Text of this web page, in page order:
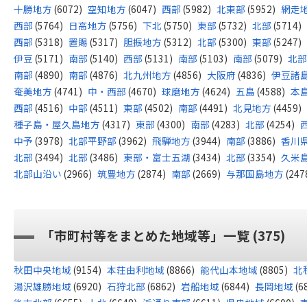
十勝地方 (6072) 空知地方 (6047) 西部 (5982) 北東部 (5952) 網走
西部 (5764) 日高地方 (5756) 下北 (5750) 東部 (5732) 北部 (5714)
西部 (5318) 置賜 (5317) 胆振地方 (5312) 北部 (5300) 東部 (5247)
伊豆 (5171) 南部 (5140) 西部 (5131) 南部 (5103) 南部 (5079) 北部
南部 (4890) 南部 (4876) 北九州地方 (4856) 大阪府 (4836) 伊豆諸
奄美地方 (4741) 中・西部 (4670) 球磨地方 (4624) 五島 (4588) 本
西部 (4516) 中部 (4511) 東部 (4502) 南部 (4491) 北見地方 (4459)
種子島・屋久島地方 (4317) 東部 (4300) 南部 (4283) 北部 (4254)
中予 (3978) 北部平野部 (3962) 飛騨地方 (3944) 南部 (3886) 香川
北部 (3494) 北部 (3486) 東部・富士五湖 (3434) 北部 (3354) 久米
北部山沿い (2966) 筑豊地方 (2874) 南部 (2669) 与那国島地方
「市町村等をまとめた地域等」一覧 (375)
秋田中央地域 (9154) 本荘由利地域 (8866) 能代山本地域 (8805) 北
湯沢雄勝地域 (6920) 石狩北部 (6862) 岩船地域 (6844) 長岡地域